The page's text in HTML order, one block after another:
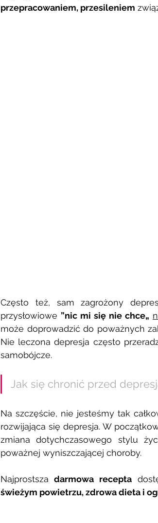
przepracowaniem, przesileniem
Często też, sam zagrożony
przysłowiowe ”nic mi się nie chce„
może doprowadzić do poważnych
Nie leczona depresja często
samobójcze.
Jak się chronić przed
Na szczęście, nie jesteśmy tak
rozwijająca się depresja. W
zmiana dotychczasowego stylu
poważnej wyniszczającej choroby.
Najprostsza darmowa recepta
świeżym powietrzu, zdrowa dieta i